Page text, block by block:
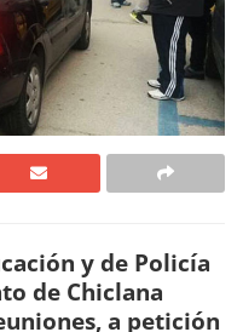
y de Policía
de Chiclana
a petición